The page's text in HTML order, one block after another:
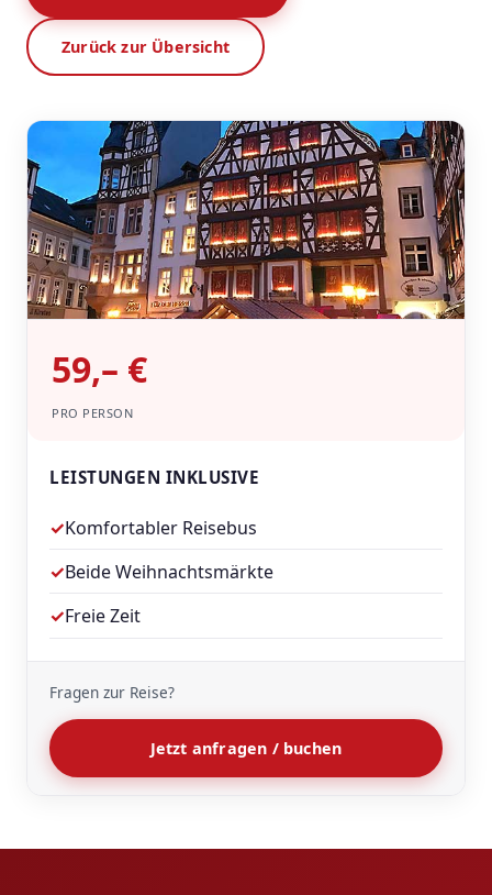
Zurück zur Übersicht
59,– €
PRO PERSON
LEISTUNGEN INKLUSIVE
✓Komfortabler Reisebus
✓Beide Weihnachtsmärkte
✓Freie Zeit
Fragen zur Reise?
Jetzt anfragen / buchen